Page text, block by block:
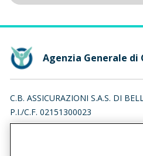
Agenzia Generale di
C.B. ASSICURAZIONI S.A.S. DI
P.I./C.F. 02151300023
VIA GIUSEPPE GARIBALDI 176,